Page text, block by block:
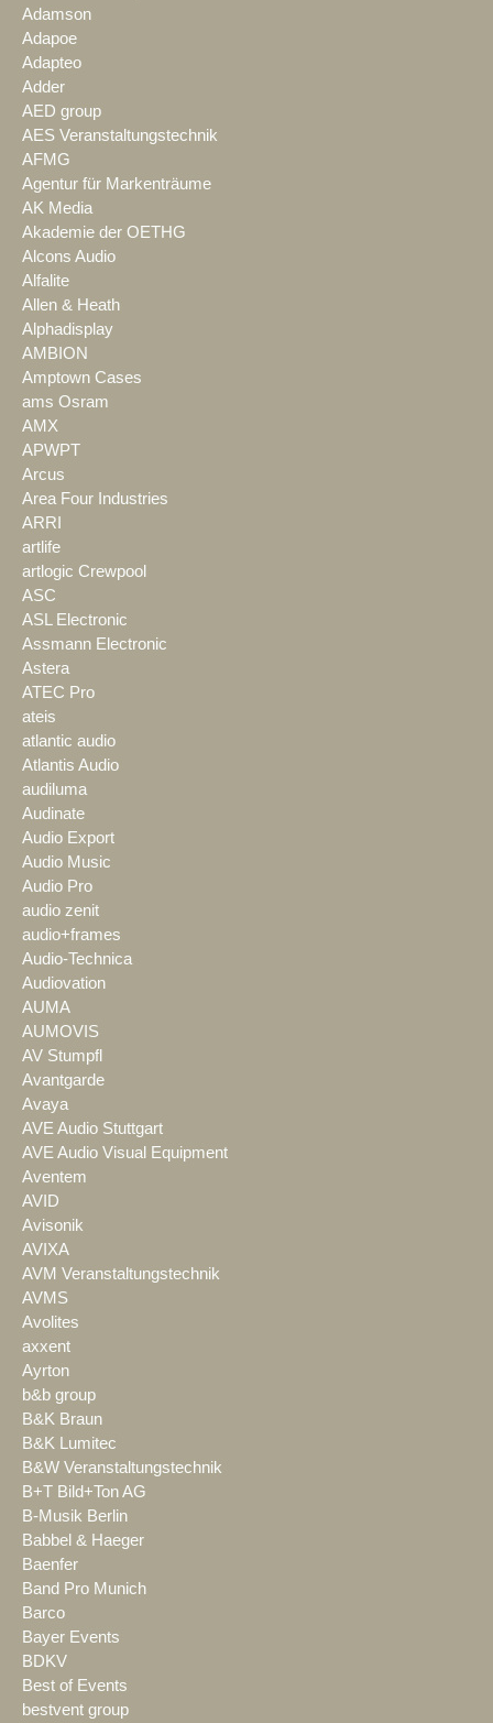
Adamson
Adapoe
Adapteo
Adder
AED group
AES Veranstaltungstechnik
AFMG
Agentur für Markenträume
AK Media
Akademie der OETHG
Alcons Audio
Alfalite
Allen & Heath
Alphadisplay
AMBION
Amptown Cases
ams Osram
AMX
APWPT
Arcus
Area Four Industries
ARRI
artlife
artlogic Crewpool
ASC
ASL Electronic
Assmann Electronic
Astera
ATEC Pro
ateis
atlantic audio
Atlantis Audio
audiluma
Audinate
Audio Export
Audio Music
Audio Pro
audio zenit
audio+frames
Audio-Technica
Audiovation
AUMA
AUMOVIS
AV Stumpfl
Avantgarde
Avaya
AVE Audio Stuttgart
AVE Audio Visual Equipment
Aventem
AVID
Avisonik
AVIXA
AVM Veranstaltungstechnik
AVMS
Avolites
axxent
Ayrton
b&b group
B&K Braun
B&K Lumitec
B&W Veranstaltungstechnik
B+T Bild+Ton AG
B-Musik Berlin
Babbel & Haeger
Baenfer
Band Pro Munich
Barco
Bayer Events
BDKV
Best of Events
bestvent group